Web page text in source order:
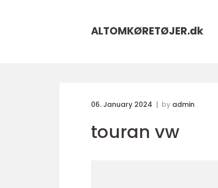
ALTOMKØRETØJER.dk
06. January 2024 by admin
touran vw